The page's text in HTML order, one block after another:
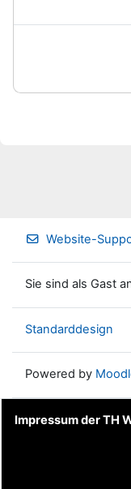
Website-
Sie sind als Gast
Standarddesign
Powered by
Impressum der TH